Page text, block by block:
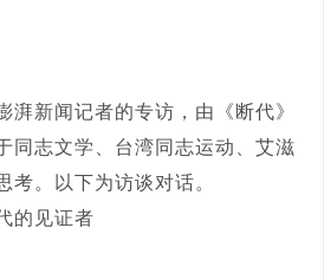
湃新闻记者的专访，由《断代》
同志文学、台湾同志运动、艾滋
。以下为访谈对话。
的见证者